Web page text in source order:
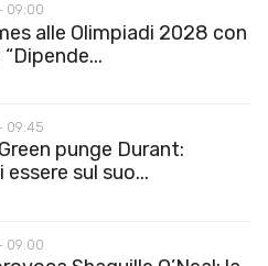
09:00
alle Olimpiadi 2028 con
09:45
punge Durant:
essere sul suo...
09:00